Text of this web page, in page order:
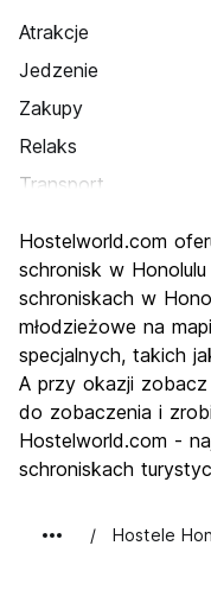
Atrakcje
Jedzenie
Zakupy
Relaks
Transport
Kultura
Imprezy
Najlepsza wartość
Hostelworld.com
schronisk w
schroniskach w
młodzieżowe na
specjalnych, takich
A przy okazji
do zobaczenia i
Hostelworld.com -
schroniskach
Hostele